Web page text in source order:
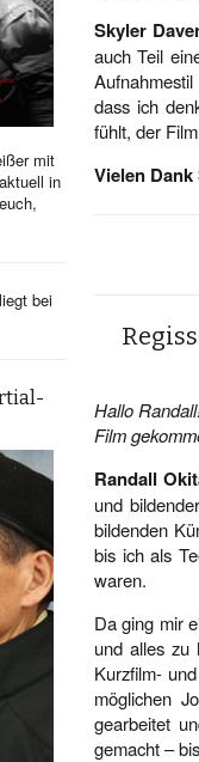
mit
in
bei
Skyler
auch Teil
dass ich
fühlt, der
Vielen
Hallo
Film
Randall
und
bildenden
bis ich als
waren.
Da ging mir
und alles zu
Kurzfilm-
möglichen
gearbeitet
gemacht –